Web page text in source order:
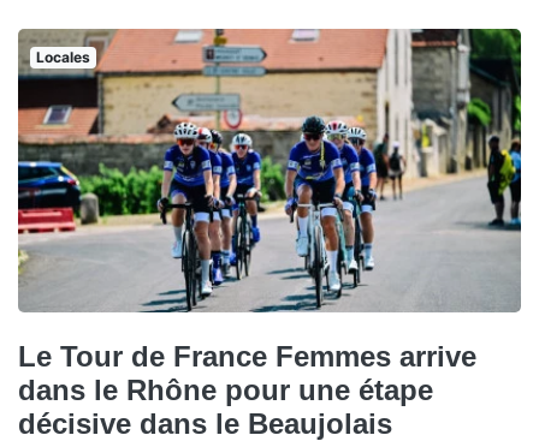
Locales
Le Tour de France Femmes arrive
dans le Rhône pour une étape
décisive dans le Beaujolais